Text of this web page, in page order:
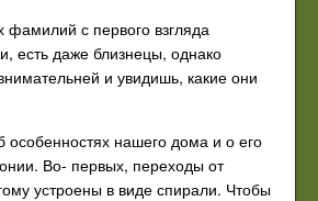
фамилий с первого взгляда
есть даже близнецы, однако
и увидишь, какие они
особенностях нашего дома и о его
Во- первых, переходы от
устроены в виде спирали. Чтобы